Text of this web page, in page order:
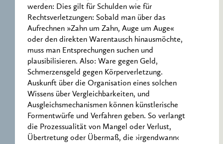
werden: Dies gilt für Schulden wie für
Rechtsverletzungen: Sobald man über das
Aufrechnen »Zahn um Zahn, Auge um Auge«
oder den direkten Warentausch hinausmöchte,
muss man Entsprechungen suchen und
plausibilisieren. Also: Ware gegen Geld,
Schmerzensgeld gegen Körperverletzung.
Auskunft über die Organisation eines solchen
Wissens über Vergleichbarkeiten, und
Ausgleichsmechanismen können künstlerische
Formentwürfe und Verfahren geben. So verlangt
die Prozessualität von Mangel oder Verlust,
Übertretung oder Übermaß, die ›irgendwann‹